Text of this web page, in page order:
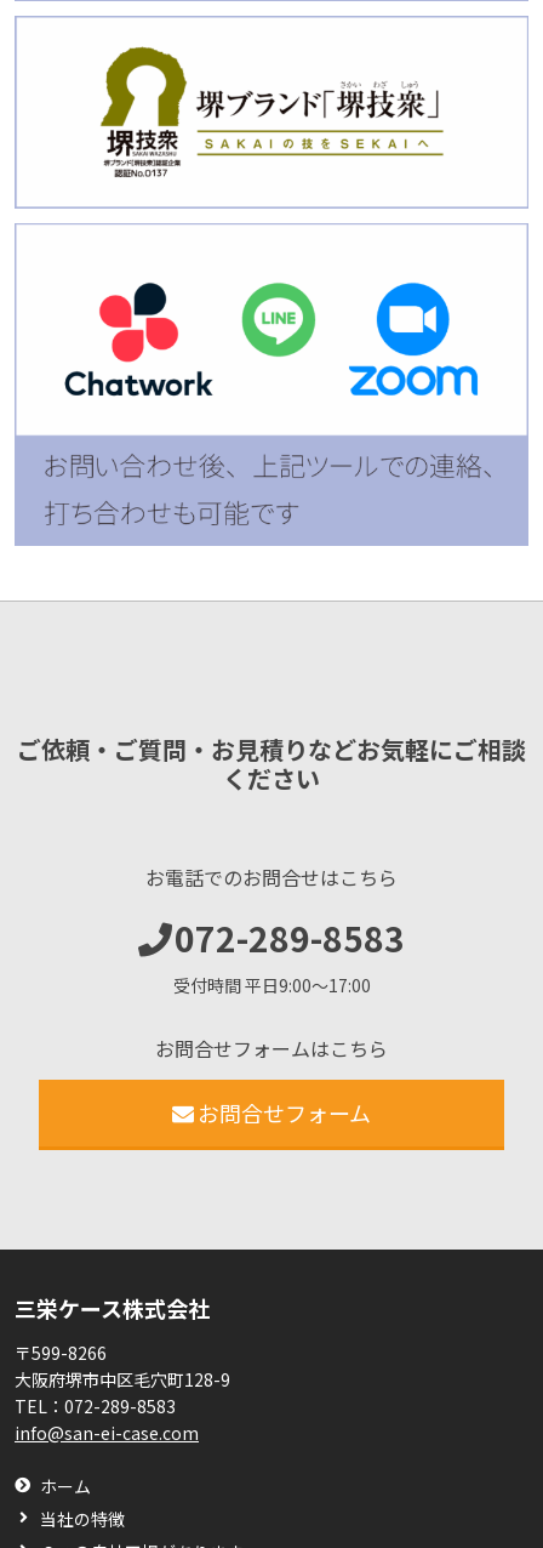
ご依頼・ご質問・お見積りなどお気軽にご相談
ください
お電話でのお問合せはこちら
072-289-8583
受付時間 平日9:00〜17:00
お問合せフォームはこちら
お問合せフォーム
三栄ケース株式会社
〒599-8266
大阪府堺市中区毛穴町128-9
TEL： 072-289-8583
info@san-ei-case.com
ホーム
当社の特徴